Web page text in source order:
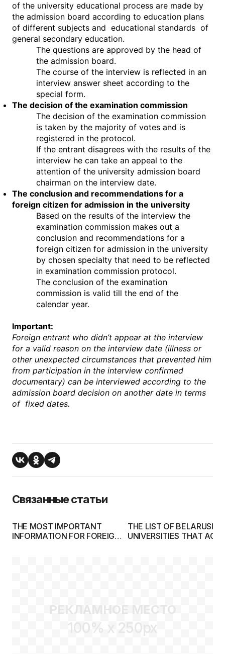
of the university educational process are made by
the admission board according to education plans
of different subjects and educational standards of
general secondary education.
The questions are approved by the head of
the admission board.
The course of the interview is reflected in an
interview answer sheet according to the
special form.
The decision of the examination commission
The decision of the examination commission
is taken by the majority of votes and is
registered in the protocol.
If the entrant disagrees with the results of the
interview he can take an appeal to the
attention of the university admission board
chairman on the interview date.
The conclusion and recommendations for a
foreign citizen for admission in the university
Based on the results of the interview the
examination commission makes out a
conclusion and recommendations for a
foreign citizen for admission in the university
by chosen specialty that need to be reflected
in examination commission protocol.
The conclusion of the examination
commission is valid till the end of the
calendar year.
Important:
Foreign entrant who didn’t appear at the interview
for a valid reason on the interview date (illness or
other unexpected circumstances that prevented him
from participation in the interview confirmed
documentary) can be interviewed according to the
admission board decision on another date in terms
of fixed dates.
Связанные статьи
THE MOST IMPORTANT
INFORMATION FOR FOREIGN
THE LIST OF BELARUSIAN
UNIVERSITIES THAT
РЕКЛАМНОЕ МЕСТО
100% x 250px